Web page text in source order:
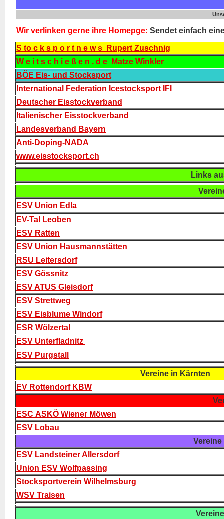
Wir verlinken gerne ihre Homepge: Sendet einfach
S to c k s p o r t n e w s Rupert Zuschnig
W e i t s c h i e ß e n . d e Matze Winkler
BÖE Eis- und Stocksport
International Federation Icestocksport IFI
Deutscher Eisstockverband
Italienischer Eisstockverband
Landesverband Bayern
Anti-Doping-NADA
www.eisstocksport.ch
Links
Vereine
ESV Union Edla
EV-Tal Leoben
ESV Ratten
ESV Union Hausmannstätten
RSU Leitersdorf
ESV Gössnitz
ESV ATUS Gleisdorf
ESV Strettweg
ESV Eisblume Windorf
ESR Wölzertal
ESV Unterfladnitz
ESV Purgstall
Vereine in Kärnten
EV Rottendorf KBW
ESC ASKÖ Wiener Möwen
ESV Lobau
Vereine
ESV Landsteiner Allersdorf
Union ESV Wolfpassing
Stocksportverein Wilhelmsburg
WSV Traisen